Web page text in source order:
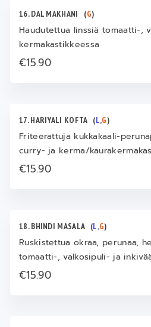
16. DAL MAKHANI (G)
Haudutettua linssiä tomaatti-,
kermakastikkeessa
€15.90
17. HARIYALI KOFTA (L,G)
Friteerattuja kukkakaali-
curry- ja kerma/
€15.90
18. BHINDI MASALA (L,G)
Ruskistettua okraa, perunaa,
tomaatti-, valkosipuli- ja
€15.90